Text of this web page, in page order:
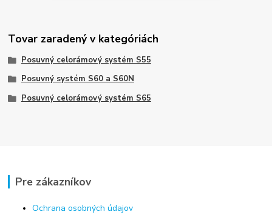
Tovar zaradený v kategóriách
Posuvný celorámový systém S55
Posuvný systém S60 a S60N
Posuvný celorámový systém S65
Pre zákazníkov
Ochrana osobných údajov